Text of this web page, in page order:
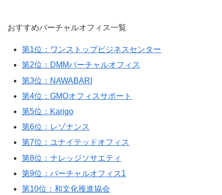
おすすめバーチャルオフィス一覧
第1位：ワンストップビジネスセンター
第2位：DMMバーチャルオフィス
第3位：NAWABARI
第4位：GMOオフィスサポート
第5位：Karigo
第6位：レゾナンス
第7位：ユナイテッドオフィス
第8位：ナレッジソサエティ
第9位：バーチャルオフィス1
第10位：和文化推進協会